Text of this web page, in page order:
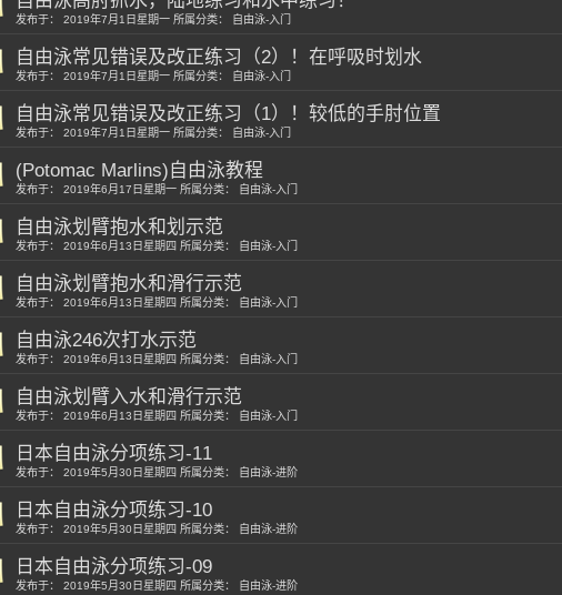
发布于： 2019年7月1日星期一 所属分类： 自由泳-入门
自由泳常见错误及改正练习（2）！在呼吸时划水
发布于： 2019年7月1日星期一 所属分类： 自由泳-入门
自由泳常见错误及改正练习（1）！较低的手肘位置
发布于： 2019年7月1日星期一 所属分类： 自由泳-入门
(Potomac Marlins)自由泳教程
发布于： 2019年6月17日星期一 所属分类： 自由泳-入门
自由泳划臂抱水和划示范
发布于： 2019年6月13日星期四 所属分类： 自由泳-入门
自由泳划臂抱水和滑行示范
发布于： 2019年6月13日星期四 所属分类： 自由泳-入门
自由泳246次打水示范
发布于： 2019年6月13日星期四 所属分类： 自由泳-入门
自由泳划臂入水和滑行示范
发布于： 2019年6月13日星期四 所属分类： 自由泳-入门
日本自由泳分项练习-11
发布于： 2019年5月30日星期四 所属分类： 自由泳-进阶
日本自由泳分项练习-10
发布于： 2019年5月30日星期四 所属分类： 自由泳-进阶
日本自由泳分项练习-09
发布于： 2019年5月30日星期四 所属分类： 自由泳-进阶